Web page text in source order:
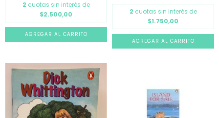
2 cuotas sin interés de
$2.500,00
2 cuotas sin interés de
$1.750,00